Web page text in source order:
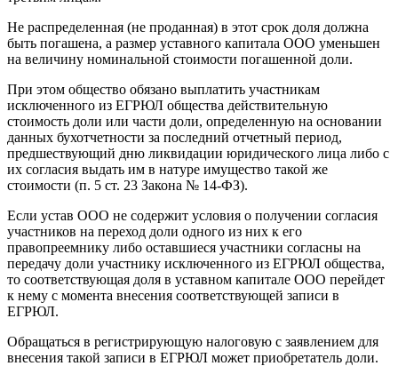
Не распределенная (не проданная) в этот срок доля должна
быть погашена, а размер уставного капитала ООО уменьшен
на величину номинальной стоимости погашенной доли.
При этом общество обязано выплатить участникам
исключенного из ЕГРЮЛ общества действительную
стоимость доли или части доли, определенную на основании
данных бухотчетности за последний отчетный период,
предшествующий дню ликвидации юридического лица либо с
их согласия выдать им в натуре имущество такой же
стоимости (п. 5 ст. 23 Закона № 14-ФЗ).
Если устав ООО не содержит условия о получении согласия
участников на переход доли одного из них к его
правопреемнику либо оставшиеся участники согласны на
передачу доли участнику исключенного из ЕГРЮЛ общества,
то соответствующая доля в уставном капитале ООО перейдет
к нему с момента внесения соответствующей записи в
ЕГРЮЛ.
Обращаться в регистрирующую налоговую с заявлением для
внесения такой записи в ЕГРЮЛ может приобретатель доли.